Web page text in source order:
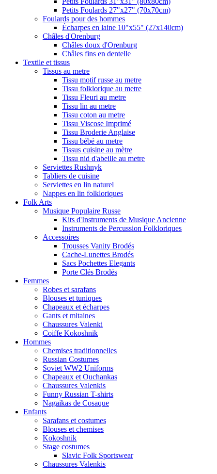
Petits Foulards 27"x27" (70x70cm)
Foulards pour des hommes
Écharpes en laine 10"x55" (27x140cm)
Châles d'Orenburg
Châles doux d'Orenburg
Châles fins en dentelle
Textile et tissus
Tissus au metre
Tissu motif russe au metre
Tissu folklorique au metre
Tissu Fleuri au metre
Tissu lin au metre
Tissu coton au metre
Tissu Viscose Imprimé
Tissu Broderie Anglaise
Tissu bébé au metre
Tissus cuisine au mètre
Tissu nid d'abeille au metre
Serviettes Rushnyk
Tabliers de cuisine
Serviettes en lin naturel
Nappes en lin folkloriques
Folk Arts
Musique Populaire Russe
Kits d'Instruments de Musique Ancienne
Instruments de Percussion Folkloriques
Accessoires
Trousses Vanity Brodés
Cache-Lunettes Brodés
Sacs Pochettes Elegants
Porte Clés Brodés
Femmes
Robes et sarafans
Blouses et tuniques
Chapeaux et écharpes
Gants et mitaines
Chaussures Valenki
Coiffe Kokoshnik
Hommes
Chemises traditionnelles
Russian Costumes
Soviet WW2 Uniforms
Chapeaux et Ouchankas
Chaussures Valenkis
Funny Russian T-shirts
Nagaikas de Cosaque
Enfants
Sarafans et costumes
Blouses et chemises
Kokoshnik
Stage costumes
Slavic Folk Sportswear
Chaussures Valenkis